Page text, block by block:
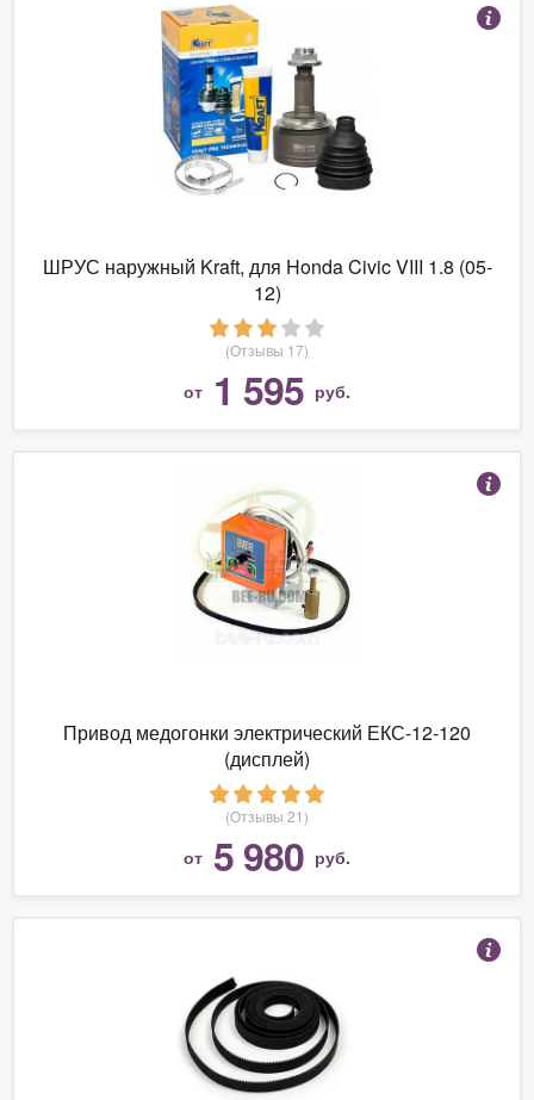
ШРУС наружный Kraft, для Honda Civic VIII 1.8 (05-
12)
(Отзывы 17)
от 1 595 руб.
Привод медогонки электрический ЕКС-12-120
(дисплей)
(Отзывы 21)
от 5 980 руб.